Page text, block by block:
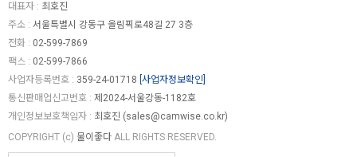
대표자 : 최호진
주소 : 서울특별시 강동구 올림픽로48길 27 3층
전화 : 02-599-7869
팩스 : 02-599-7866
사업자등록번호 : 359-24-01718 [사업자정보확인]
통신판매업신고번호 : 제2024-서울강동-1182호
개인정보보호책임자 : 최호진 (sales@camwise.co.kr)
COPYRIGHT (c) 물이좋다 ALL RIGHTS RESERVED.